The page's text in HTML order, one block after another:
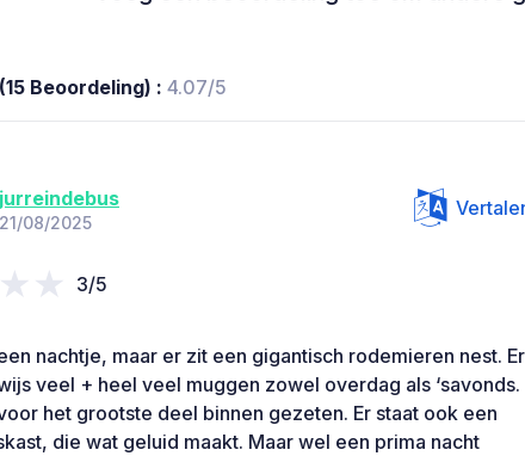
Beoordeling) : 4.07/5
jurreindebus
21/08/2025
3/5
nachtje, maar er zit een gigantisch rodemieren nest. Er
veel + heel veel muggen zowel overdag als ‘savonds.
het grootste deel binnen gezeten. Er staat ook een
die wat geluid maakt. Maar wel een prima nacht